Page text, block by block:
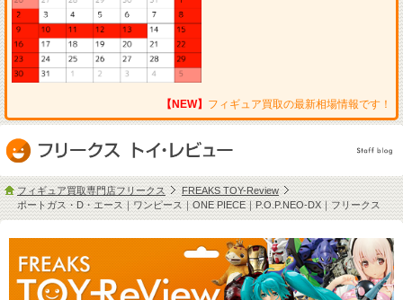
【NEW】 フィギュア買取の最新相場情報です！
フィギュア買取専門店フリークス
FREAKS TOY-Review
ポートガス・D・エース｜ワンピース｜ONE PIECE｜P.O.P.NEO-DX｜フリークス